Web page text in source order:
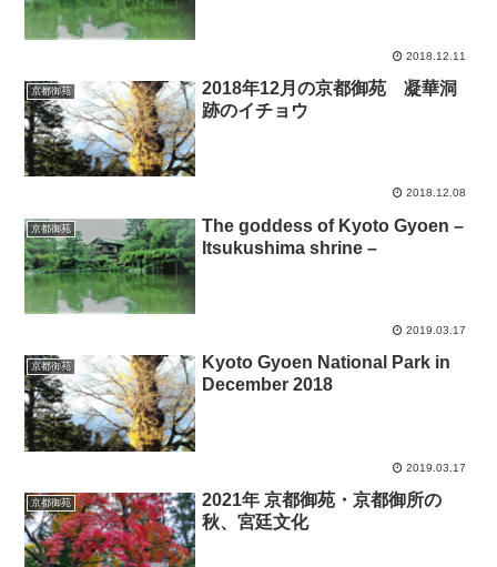
2018.12.11
京都御苑
2018年12月の京都御苑 凝華洞
跡のイチョウ
2018.12.08
京都御苑
The goddess of Kyoto Gyoen –
Itsukushima shrine –
2019.03.17
京都御苑
Kyoto Gyoen National Park in
December 2018
2019.03.17
京都御苑
2021年 京都御苑・京都御所の
秋、宮廷文化